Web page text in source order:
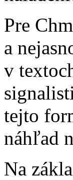
Pre
a
v
tejto
náhľad
Na